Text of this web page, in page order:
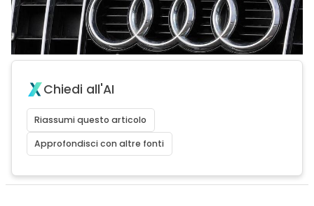
Chiedi all'AI
Riassumi questo articolo
Approfondisci con altre fonti